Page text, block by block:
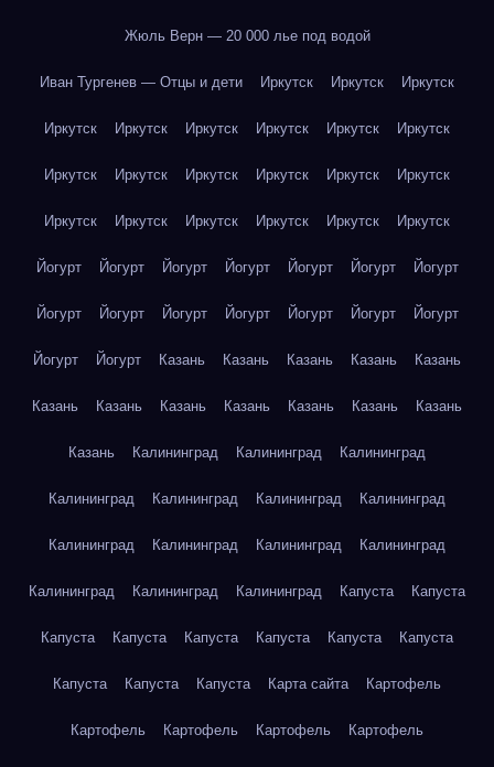
Жюль Верн — 20 000 лье под водой
Иван Тургенев — Отцы и дети Иркутск Иркутск Иркутск
Иркутск Иркутск Иркутск Иркутск Иркутск Иркутск
Иркутск Иркутск Иркутск Иркутск Иркутск Иркутск
Иркутск Иркутск Иркутск Иркутск Иркутск Иркутск
Йогурт Йогурт Йогурт Йогурт Йогурт Йогурт Йогурт
Йогурт Йогурт Йогурт Йогурт Йогурт Йогурт Йогурт
Йогурт Йогурт Казань Казань Казань Казань Казань
Казань Казань Казань Казань Казань Казань Казань
Казань Калининград Калининград Калининград
Калининград Калининград Калининград Калининград
Калининград Калининград Калининград Калининград
Калининград Калининград Калининград Капуста Капуста
Капуста Капуста Капуста Капуста Капуста Капуста
Капуста Капуста Капуста Карта сайта Картофель
Картофель Картофель Картофель Картофель